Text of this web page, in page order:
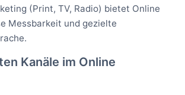
(Print, TV, Radio) bietet Online
Messbarkeit und gezielte
Kanäle im Online